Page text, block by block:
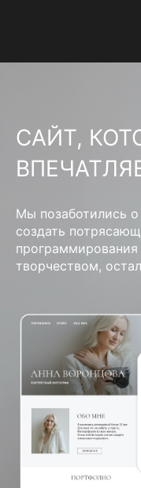
САЙТ,
Мы позаботились
создать
творчеством,